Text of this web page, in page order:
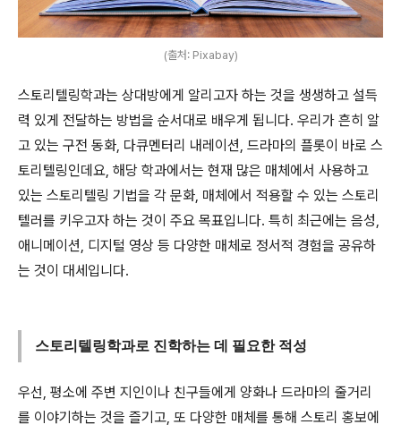
(출처: Pixabay)
스토리텔링학과는 상대방에게 알리고자 하는 것을 생생하고 설득
력 있게 전달하는 방법을 순서대로 배우게 됩니다. 우리가 흔히 알
고 있는 구전 동화, 다큐멘터리 내레이션, 드라마의 플롯이 바로 스
토리텔링인데요, 해당 학과에서는 현재 많은 매체에서 사용하고
있는 스토리텔링 기법을 각 문화, 매체에서 적용할 수 있는 스토리
텔러를 키우고자 하는 것이 주요 목표입니다. 특히 최근에는 음성,
애니메이션, 디지털 영상 등 다양한 매체로 정서적 경험을 공유하
는 것이 대세입니다.
스토리텔링학과로 진학하는 데 필요한 적성
우선, 평소에 주변 지인이나 친구들에게 양화나 드라마의 줄거리
를 이야기하는 것을 즐기고, 또 다양한 매체를 통해 스토리 홍보에